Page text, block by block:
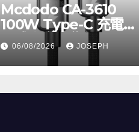
Mcdodo CA-3610
100W Type-C 充電線
正式上市，售價
HK$115
06/08/2026 JOSEPH